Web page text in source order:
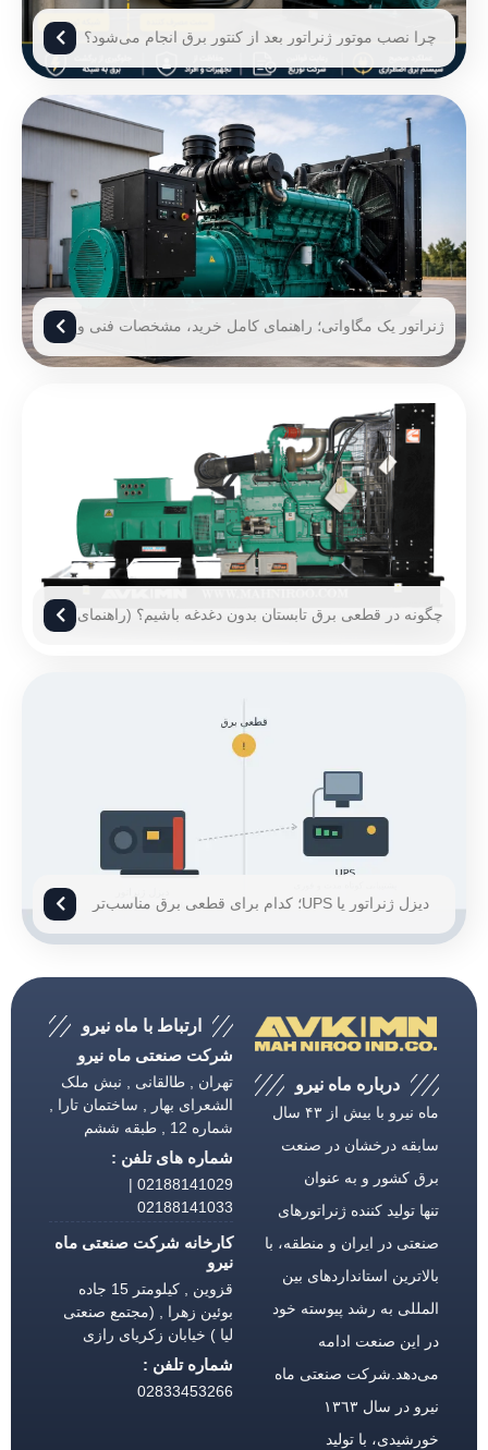
چرا نصب موتور ژنراتور بعد از کنتور برق انجام می‌شود؟
ژنراتور یک مگاواتی؛ راهنمای کامل خرید، مشخصات فنی و
چگونه در قطعی برق تابستان بدون دغدغه باشیم؟ (راهنمای
دیزل ژنراتور یا UPS؛ کدام برای قطعی برق مناسب‌تر
درباره ماه نیرو
ماه نیرو با بیش از ۴۳ سال
سابقه درخشان در صنعت
برق كشور و به عنوان
تنها تولید كننده ژنراتورهای
صنعتی در ایران و منطقه، با
بالاترین استانداردهای بین
المللی به رشد پیوسته خود
در این صنعت ادامه
می‌دهد.شركت صنعتی ماه
نیرو در سال ١٣٦٣
خورشیدی، با تولید
ارتباط با ماه نیرو
شرکت صنعتی ماه نیرو
تهران , طالقانی , نبش ملک
الشعرای بهار , ساختمان تارا ,
شماره 12 , طبقه ششم
شماره های تلفن :
02188141029 |
02188141033
کارخانه شرکت صنعتی ماه
نیرو
قزوین , کیلومتر 15 جاده
بوئین زهرا , (مجتمع صنعتی
لیا ) خیابان زکریای رازی
شماره تلفن :
02833453266